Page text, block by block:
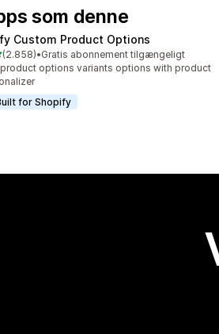
som denne
Custom Product Options
af 5 stjerner
(2.858)
anmeldelser i alt
•Gratis abonnement tilgængeligt
options variants options with product
for Shopify